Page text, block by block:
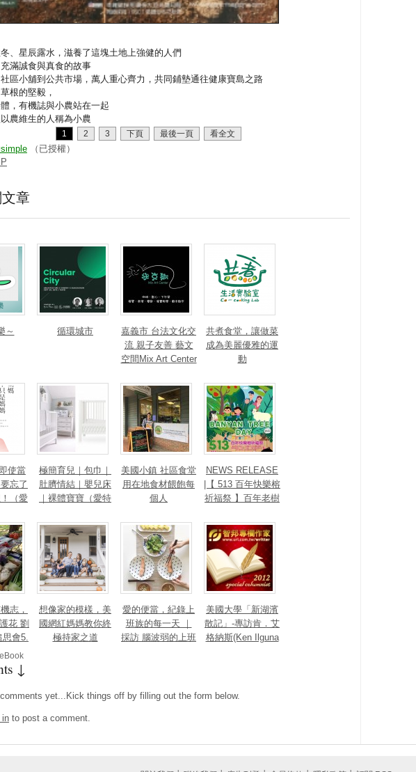
、星辰露水，滋養了這塊土地上強健的人們
滿誠食與真食的故事
區小舖到公共市場，萬人重心齊力，共同鋪墊通往健康寶島之路
根的堅毅，
，有機誌與小農站在一起
農維生的人稱為小農
1 2 3 下頁 最後一頁 看全文
（已授權）
章
～ 循環城市
嘉義市 台法文化交
流 親子友善 藝文
空間Mix Art Center
共煮食堂，讓做菜
成為美麗優雅的運
動
使當
忘了
（愛
極簡育兒｜包巾｜
肚臍情結｜嬰兒床
｜裸體寶寶（愛特
美國小鎮 社區食堂
用在地食材餵飽每
個人
NEWS RELEASE
|【 513 百年快樂榕
祈福祭 】百年老樹
志，
花 劉
思會5.
14:00
蜓綠
想像家的模樣，美
國網紅媽媽教你終
極持家之道
愛的便當，紀錄上
班族的每一天 ｜
採訪 腦波弱的上班
美國大學「新湖濱
散記」-專訪肯．艾
格納斯(Ken Ilguna
↓
yet...Kick things off by filling out the form below.
in to post a comment.